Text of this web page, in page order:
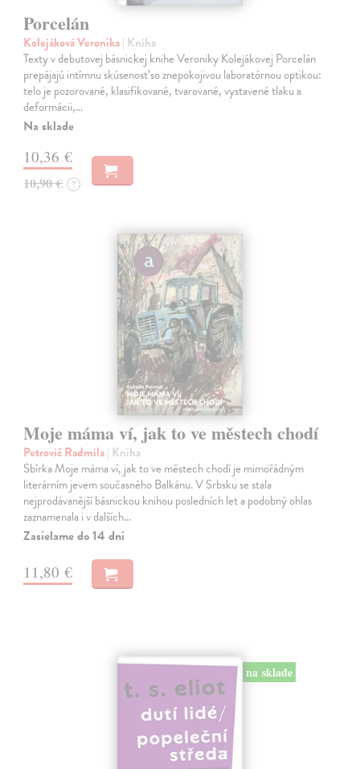
Porcelán
Kolejáková Veronika| Kniha
Texty v debutovej básnickej knihe Veroniky Kolejákovej Porcelán
prepájajú intímnu skúsenosť so znepokojivou laboratórnou optikou:
telo je pozorované, klasifikované, tvarované, vystavené tlaku a
deformácii,…
Na sklade
10,36 €
10,90 € ?
Moje máma ví, jak to ve městech chodí
Petrovič Radmila| Kniha
Sbírka Moje máma ví, jak to ve městech chodí je mimořádným
literárním jevem současného Balkánu. V Srbsku se stala
nejprodávanější básnickou knihou posledních let a podobný ohlas
zaznamenala i v dalších…
Zasielame do 14 dní
11,80 €
na sklade